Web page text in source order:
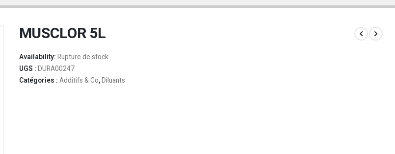
MUSCLOR 5L
Availability: Rupture de stock
UGS : DURA00247
Catégories : Additifs & Co,Diluants